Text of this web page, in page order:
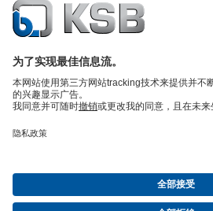
产品目录备件凯士比技术服务购物车